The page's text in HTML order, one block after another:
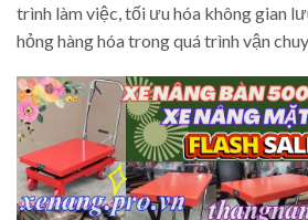
trình làm việc, tối ưu hóa không gian
hỏng hàng hóa trong quá trình vận